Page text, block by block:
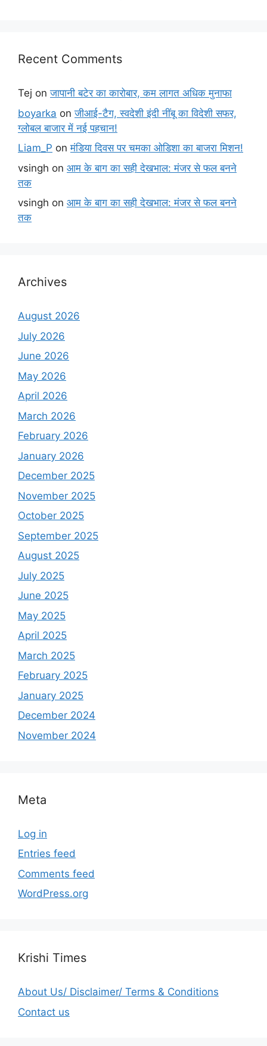
Recent Comments
Tej onजापानी बटेर का कारोबार, कम लागत अधिक मुनाफा
boyarka onजीआई-टैग, स्वदेशी इंदी नींबू का विदेशी सफर,
ग्लोबल बाजार में नई पहचान!
Liam_P onमंडिया दिवस पर चमका ओडिशा का बाजरा मिशन!
vsingh on आम के बाग का सही देखभाल: मंजर से फल बनने
तक
vsingh on आम के बाग का सही देखभाल: मंजर से फल बनने
तक
Archives
August 2026
July 2026
June 2026
May 2026
April 2026
March 2026
February 2026
January 2026
December 2025
November 2025
October 2025
September 2025
August 2025
July 2025
June 2025
May 2025
April 2025
March 2025
February 2025
January 2025
December 2024
November 2024
Meta
Log in
Entries feed
Comments feed
WordPress.org
Krishi Times
About Us/ Disclaimer/ Terms & Conditions
Contact us